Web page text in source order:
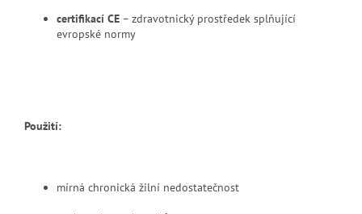
certifikací CE – zdravotnický prostředek splňující
evropské normy
Použití:
mírná chronická žilní nedostatečnost